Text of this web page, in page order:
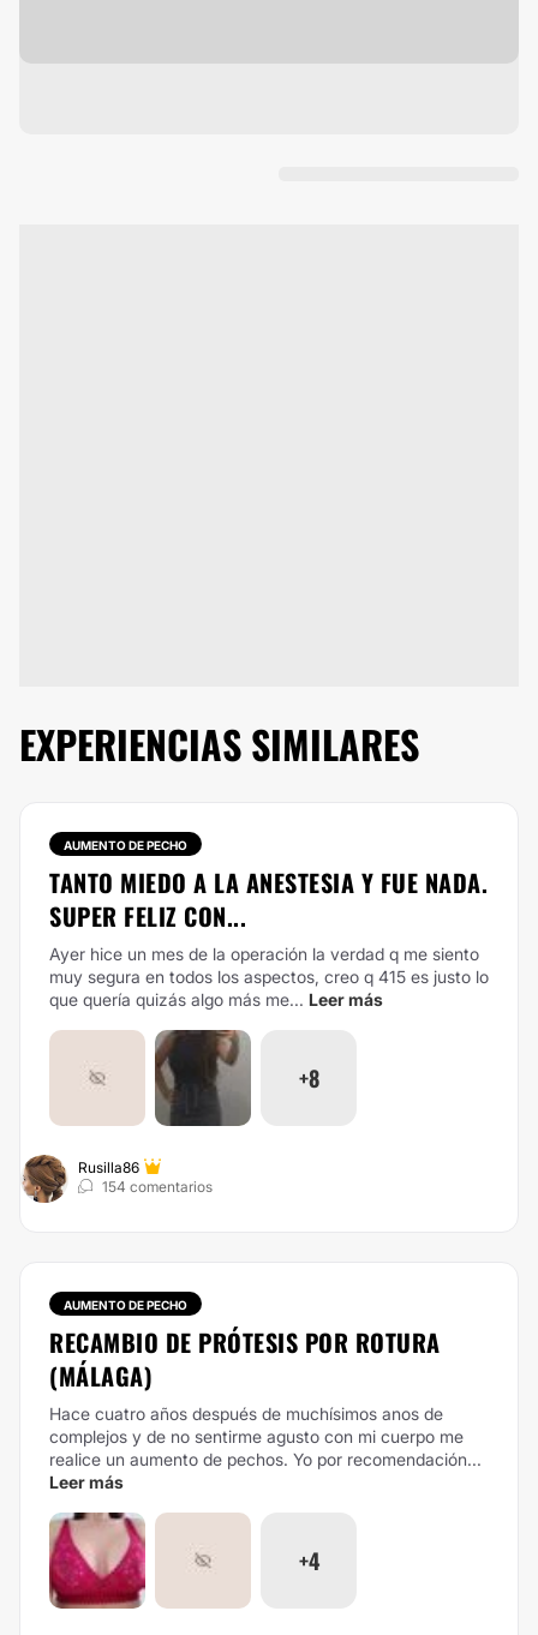
EXPERIENCIAS SIMILARES
AUMENTO DE PECHO
TANTO MIEDO A LA ANESTESIA Y FUE NADA.
SUPER FELIZ CON...
Ayer hice un mes de la operación la verdad q me siento
muy segura en todos los aspectos, creo q 415 es justo lo
que quería quizás algo más me... Leer más
+8
Rusilla86
154 comentarios
AUMENTO DE PECHO
RECAMBIO DE PRÓTESIS POR ROTURA
(MÁLAGA)
Hace cuatro años después de muchísimos anos de
complejos y de no sentirme agusto con mi cuerpo me
realice un aumento de pechos. Yo por recomendación...
Leer más
+4